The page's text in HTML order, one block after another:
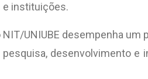
e instituições.
UNIUBE desempenha um
desenvolvimento e